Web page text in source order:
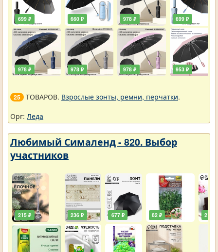
699 ₽
978 ₽
660 ₽
978 ₽
978 ₽
978 ₽
699 ₽
953 ₽
25 ТОВАРОВ. Взрослые зонты, ремни, перчатки.
Орг: Леда
Любимый Сималенд - 820. Выбор
участников
215 ₽ 236 ₽ 677 ₽ 82 ₽ 211 ₽